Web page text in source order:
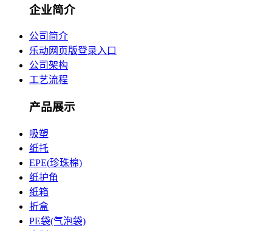
企业简介
公司简介
乐动网页版登录入口
公司架构
工艺流程
产品展示
吸塑
纸托
EPE(珍珠棉)
纸护角
纸箱
折盒
PE袋(气泡袋)